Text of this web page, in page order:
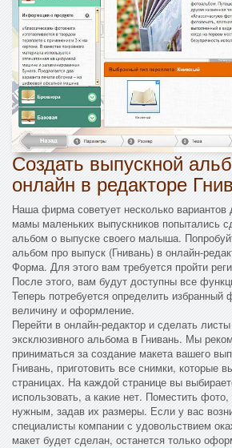
Создать выпускной
онлайн в редакторе
Наша фирма советует несколько вариантов
мамы маленьких выпускников попытались
альбом о выпуске своего малыша.
альбом про выпуск (Гнивань) в онлайн-
Форма. Для этого вам требуется пройти
После этого, вам будут доступны все
Теперь потребуется определить
величину и оформление.
Перейти в онлайн-редактор и сделать
эксклюзивного альбома в Гнивань. Мы
приниматься за создание макета вашего
Гнивань, приготовить все снимки, которые
страницах. На каждой странице вы
использовать, а какие нет. Поместить фото,
нужным, задав их размеры. Если у вас
специалисты компании с удовольствием
макет будет сделан, останется только